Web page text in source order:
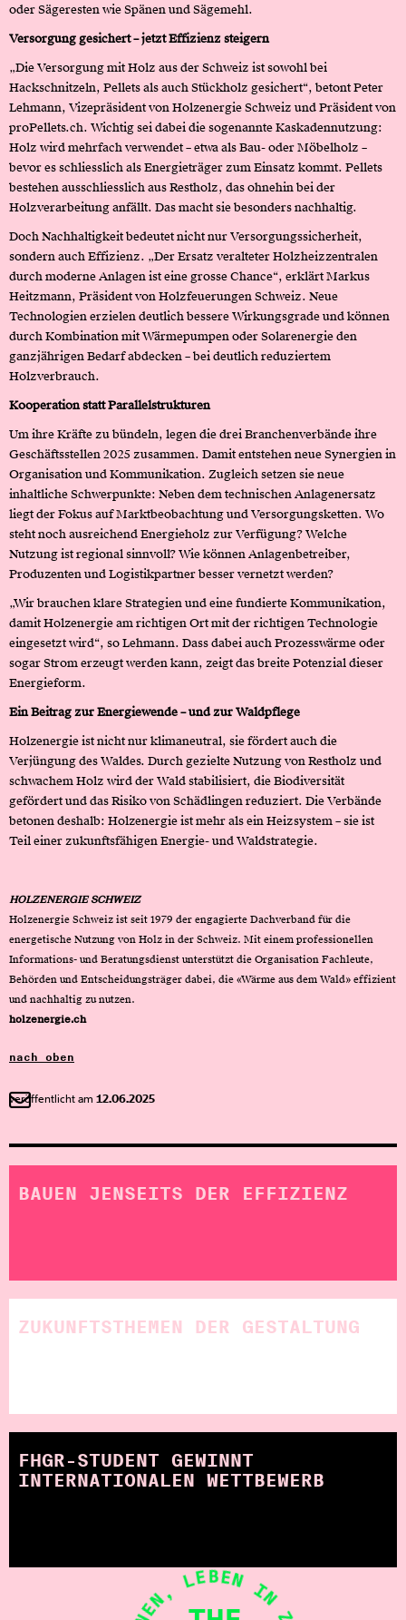
oder Sägeresten wie Spänen und Sägemehl.
Versorgung gesichert – jetzt Effizienz steigern
„Die Versorgung mit Holz aus der Schweiz ist sowohl bei
Hackschnitzeln, Pellets als auch Stückholz gesichert“, betont Peter
Lehmann, Vizepräsident von Holzenergie Schweiz und Präsident von
proPellets.ch. Wichtig sei dabei die sogenannte Kaskadennutzung:
Holz wird mehrfach verwendet – etwa als Bau- oder Möbelholz –
bevor es schliesslich als Energieträger zum Einsatz kommt. Pellets
bestehen ausschliesslich aus Restholz, das ohnehin bei der
Holzverarbeitung anfällt. Das macht sie besonders nachhaltig.
Doch Nachhaltigkeit bedeutet nicht nur Versorgungssicherheit,
sondern auch Effizienz. „Der Ersatz veralteter Holzheizzentralen
durch moderne Anlagen ist eine grosse Chance“, erklärt Markus
Heitzmann, Präsident von Holzfeuerungen Schweiz. Neue
Technologien erzielen deutlich bessere Wirkungsgrade und können
durch Kombination mit Wärmepumpen oder Solarenergie den
ganzjährigen Bedarf abdecken – bei deutlich reduziertem
Holzverbrauch.
Kooperation statt Parallelstrukturen
Um ihre Kräfte zu bündeln, legen die drei Branchenverbände ihre
Geschäftsstellen 2025 zusammen. Damit entstehen neue Synergien in
Organisation und Kommunikation. Zugleich setzen sie neue
inhaltliche Schwerpunkte: Neben dem technischen Anlagenersatz
liegt der Fokus auf Marktbeobachtung und Versorgungsketten. Wo
steht noch ausreichend Energieholz zur Verfügung? Welche
Nutzung ist regional sinnvoll? Wie können Anlagenbetreiber,
Produzenten und Logistikpartner besser vernetzt werden?
„Wir brauchen klare Strategien und eine fundierte Kommunikation,
damit Holzenergie am richtigen Ort mit der richtigen Technologie
eingesetzt wird“, so Lehmann. Dass dabei auch Prozesswärme oder
sogar Strom erzeugt werden kann, zeigt das breite Potenzial dieser
Energieform.
Ein Beitrag zur Energiewende – und zur Waldpflege
Holzenergie ist nicht nur klimaneutral, sie fördert auch die
Verjüngung des Waldes. Durch gezielte Nutzung von Restholz und
schwachem Holz wird der Wald stabilisiert, die Biodiversität
gefördert und das Risiko von Schädlingen reduziert. Die Verbände
betonen deshalb: Holzenergie ist mehr als ein Heizsystem – sie ist
Teil einer zukunftsfähigen Energie- und Waldstrategie.
HOLZENERGIE SCHWEIZ
Holzenergie Schweiz ist seit 1979 der engagierte Dachverband für die
energetische Nutzung von Holz in der Schweiz. Mit einem professionellen
Informations- und Beratungsdienst unterstützt die Organisation Fachleute,
Behörden und Entscheidungsträger dabei, die «Wärme aus dem Wald» effizient
und nachhaltig zu nutzen.
holzenergie.ch
nach oben
veröffentlicht am 12.06.2025
BAUEN JENSEITS DER EFFIZIENZ
ZUKUNFTSTHEMEN DER GESTALTUNG
FHGR-STUDENT GEWINNT
INTERNATIONALEN WETTBEWERB